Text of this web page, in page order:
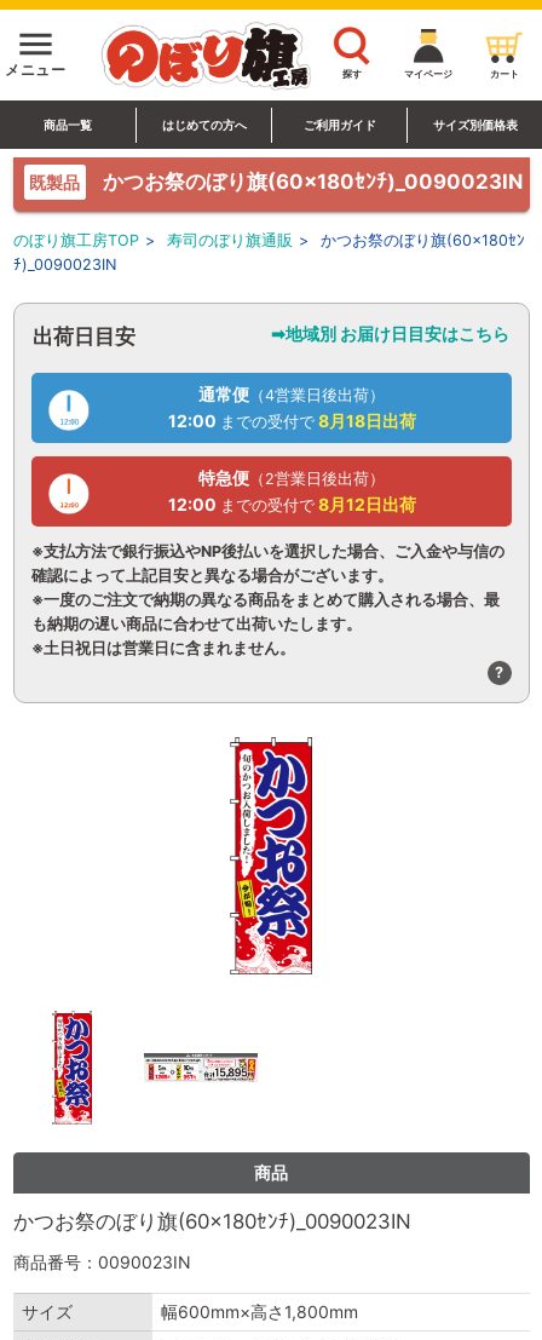
menu
メニュー 探す マイページ カート
商品一覧 はじめての方へ ご利用ガイド サイズ別価格表
既製品 かつお祭のぼり旗(60×180ｾﾝﾁ)_0090023IN
のぼり旗工房TOP > 寿司のぼり旗通販 >
かつお祭のぼり旗(60×180ｾﾝ
ﾁ)_0090023IN
出荷日目安 ➡地域別 お届け日目安はこちら
通常便 （4営業日後出荷）
12:00 までの受付で 8月18日出荷
特急便 （2営業日後出荷）
12:00 までの受付で 8月12日出荷
※支払方法で銀行振込やNP後払いを選択した場合、ご入金や与信の
確認によって上記目安と異なる場合がございます。
※一度のご注文で納期の異なる商品をまとめて購入される場合、最
も納期の遅い商品に合わせて出荷いたします。
※土日祝日は営業日に含まれません。
?
商品
かつお祭のぼり旗(60×180ｾﾝﾁ)_0090023IN
商品番号：0090023IN
サイズ
幅600mm×高さ1,800mm